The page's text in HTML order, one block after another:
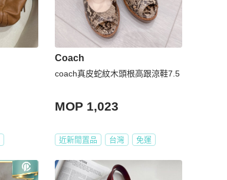
Coach
coach真皮蛇紋木頭根高跟涼鞋7.5
MOP 1,023
近新閒置品 台灣 免運